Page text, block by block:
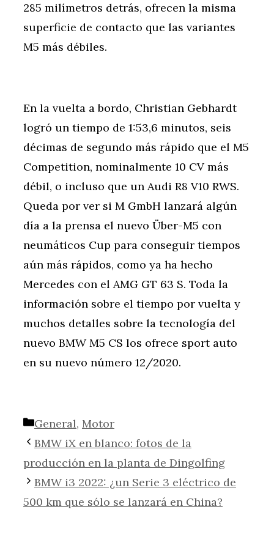
285 milímetros detrás, ofrecen la misma
superficie de contacto que las variantes
M5 más débiles.
En la vuelta a bordo, Christian Gebhardt
logró un tiempo de 1:53,6 minutos, seis
décimas de segundo más rápido que el M5
Competition, nominalmente 10 CV más
débil, o incluso que un Audi R8 V10 RWS.
Queda por ver si M GmbH lanzará algún
día a la prensa el nuevo Über-M5 con
neumáticos Cup para conseguir tiempos
aún más rápidos, como ya ha hecho
Mercedes con el AMG GT 63 S. Toda la
información sobre el tiempo por vuelta y
muchos detalles sobre la tecnología del
nuevo BMW M5 CS los ofrece sport auto
en su nuevo número 12/2020.
Categorías
General, Motor
BMW iX en blanco: fotos de la
producción en la planta de Dingolfing
BMW i3 2022: ¿un Serie 3 eléctrico de
500 km que sólo se lanzará en China?